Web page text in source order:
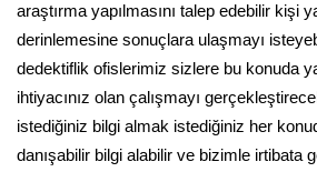
araştırma yapılmasını talep edebilir kişi
derinlemesine sonuçlara ulaşmayı
dedektiflik ofislerimiz sizlere bu konuda
ihtiyacınız olan çalışmayı
istediğiniz bilgi almak istediğiniz her
danışabilir bilgi alabilir ve bizimle irtibata